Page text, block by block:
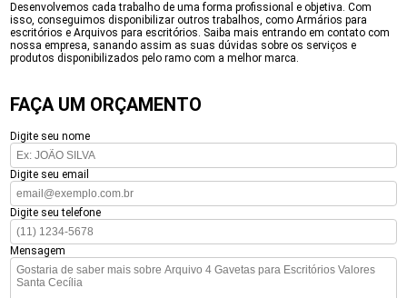
Desenvolvemos cada trabalho de uma forma profissional e objetiva. Com
isso, conseguimos disponibilizar outros trabalhos, como Armários para
escritórios e Arquivos para escritórios. Saiba mais entrando em contato com
nossa empresa, sanando assim as suas dúvidas sobre os serviços e
produtos disponibilizados pelo ramo com a melhor marca.
FAÇA UM ORÇAMENTO
Digite seu nome
Digite seu email
Digite seu telefone
Mensagem